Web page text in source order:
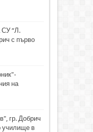
СУ “Л.
с първо
на
гр. Добрич
училище в